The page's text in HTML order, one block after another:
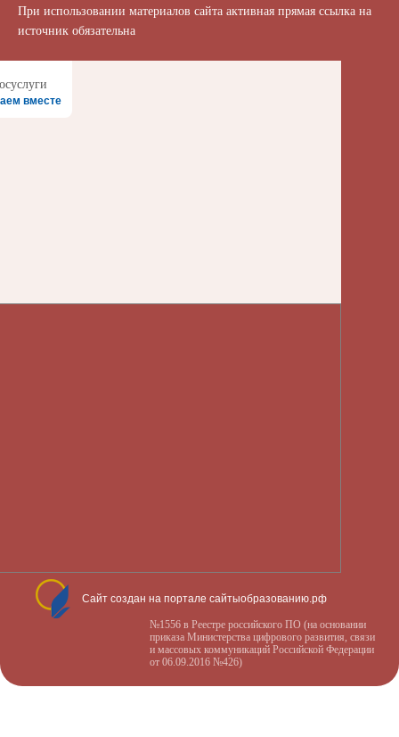
При использовании материалов сайта активная прямая ссылка на
источник обязательна
вместе
Сайт создан на портале сайтыобразованию.рф
№1556 в Реестре российского ПО (на основании
приказа Министерства цифрового развития, связи
и массовых коммуникаций Российской Федерации
от 06.09.2016 №426)